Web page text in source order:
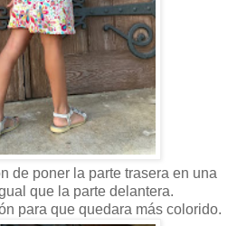
de poner la parte trasera en una
que la parte delantera.
para que quedara más colorido.